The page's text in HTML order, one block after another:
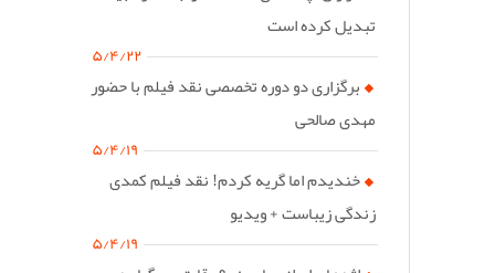
تبدیل کرده است
۵/۴/۲۲
برگزاری دو دوره تخصصی نقد فیلم با حضور
مهدی صالحی
۵/۴/۱۹
خندیدم اما گریه کردم! نقد فیلم کمدی
زندگی زیباست + ویدیو
۵/۴/۱۹